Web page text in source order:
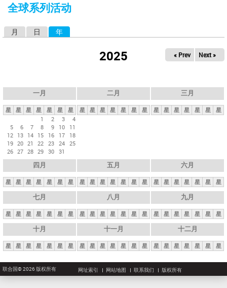
这
全球系列活动
月 日 年
2025 « Prev Next »
一月
星 星 星 星 星 星
星
1
2 3
4
5
6 7 8 9 10
11
12 13 14 15 16 17
18
19 20 21 22 23 24 25
26 27 28 29 30 31
二月
星 星 星 星 星 星 星
三月
星 星 星 星 星 星 星
四月
星 星 星 星 星 星 星
五月
星 星 星 星 星 星 星
六月
星 星 星 星 星 星 星
七月
星 星 星 星 星 星 星
八月
星 星 星 星 星 星 星
九月
星 星 星 星 星 星 星
十月
星 星 星 星 星 星 星
十一月
星 星 星 星 星 星 星
十二月
星 星 星 星 星 星 星
联合国© 2026 版权所有 网址索引 网站地图 联系我们 版权所有